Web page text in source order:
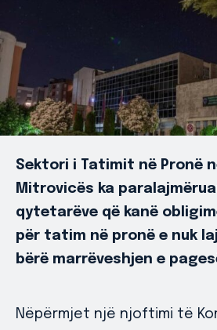
Sektori i Tatimit në Pronë
Mitrovicës ka
qytetarëve që kanë
për tatim në pronë e nuk
bërë marrëveshjen e
Nëpërmjet një njoftimi të